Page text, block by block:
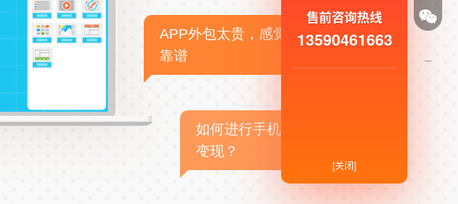
APP外包太贵，感觉不
靠谱
如何进行手机APP商业
变现？
售前咨询热线
13590461663
[关闭]